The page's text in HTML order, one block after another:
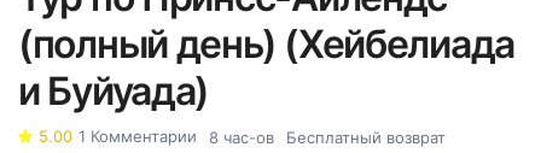
(полный день) (Хейбелиада
и Буйуада)
5.00 1 Комментарии 8 час-ов
Бесплатный возврат